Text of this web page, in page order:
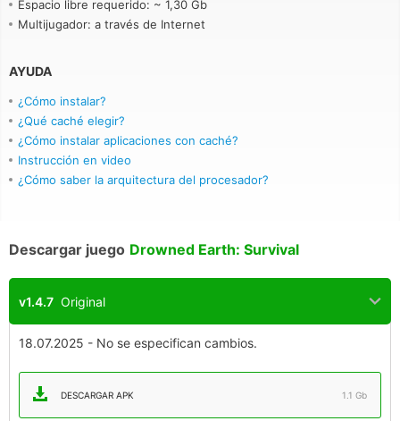
Espacio libre requerido: ~ 1,30 Gb
Multijugador: a través de Internet
AYUDA
¿Cómo instalar?
¿Qué caché elegir?
¿Cómo instalar aplicaciones con caché?
Instrucción en video
¿Cómo saber la arquitectura del procesador?
Descargar juego Drowned Earth: Survival
v1.4.7 Original
18.07.2025 - No se especifican cambios.
DESCARGAR APK 1.1 Gb